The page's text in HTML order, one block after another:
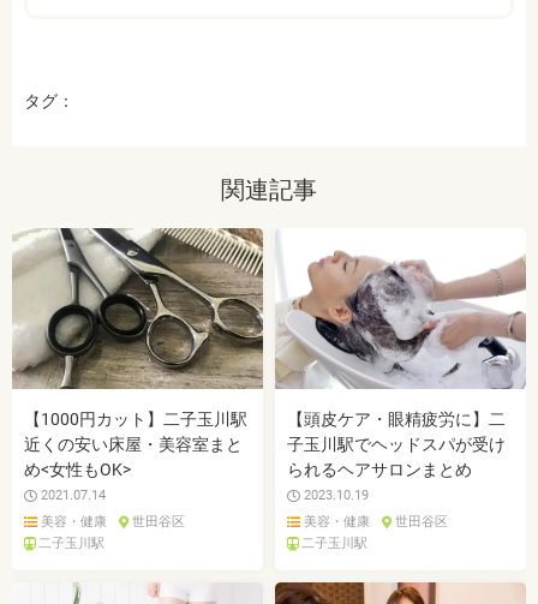
タグ：
関連記事
【1000円カット】二子玉川駅
近くの安い床屋・美容室まと
め<女性もOK>
2021.07.14
美容・健康
世田谷区
二子玉川駅
【頭皮ケア・眼精疲労に】二
子玉川駅でヘッドスパが受け
られるヘアサロンまとめ
2023.10.19
美容・健康
世田谷区
二子玉川駅